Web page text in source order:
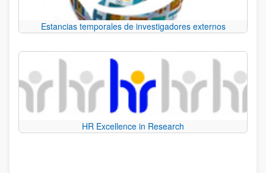
Estancias temporales de investigadores externos
HR Excellence in Research